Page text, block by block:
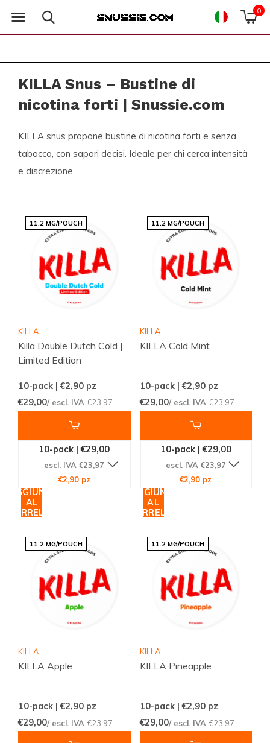
0
KILLA Snus – Bustine di
nicotina forti | Snussie.com
KILLA snus propone bustine di nicotina forti e senza
tabacco, con sapori decisi. Ideale per chi cerca intensità
e discrezione.
11.2 MG/POUCH
KILLA
Killa Double Dutch Cold |
Limited Edition
10-pack | €2,90 pz
€29,00/ escl. IVA €23,97
10-pack | €29,00
escl. IVA €23,97
€2,90 pz
AGGIUNGI
AL
CARRELLO
11.2 MG/POUCH
KILLA
KILLA Cold Mint
10-pack | €2,90pz
€29,00/ escl. IVA €23,97
10-pack | €29,00
escl. IVA €23,97
€2,90 pz
AGGIUNGI
AL
CARRELLO
11.2 MG/POUCH
KILLA
KILLA Apple
10-pack | €2,90 pz
€29,00/ escl. IVA €23,97
11.2 MG/POUCH
KILLA
KILLA Pineapple
10-pack | €2,90pz
€29,00/ escl. IVA €23,97